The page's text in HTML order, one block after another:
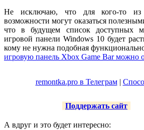
Не исключаю, что для кого-то из
возможности могут оказаться
что в будущем список доступных
игровой панели Windows 10 будет
кому не нужна подобная
игровую панель Xbox Game Bar можно
remontka.pro в Телеграм|
Поддержать сайт
А вдруг и это будет интересно: